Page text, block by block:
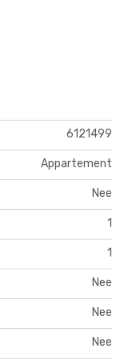
6121499
Appartement
Nee
1
1
Nee
Nee
Nee